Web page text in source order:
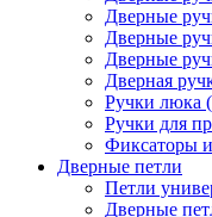
Дверные
Дверные
Дверные
Дверная
Ручки люка
Ручки для
Фиксаторы
Дверные петли
Петли
Дверные